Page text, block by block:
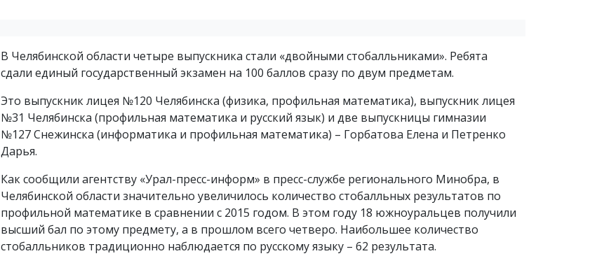
В Челябинской области четыре выпускника стали «двойными стобалльниками». Ребята
сдали единый государственный экзамен на 100 баллов сразу по двум предметам.
Это выпускник лицея №120 Челябинска (физика, профильная математика), выпускник лицея
№31 Челябинска (профильная математика и русский язык) и две выпускницы гимназии
№127 Снежинска (информатика и профильная математика) – Горбатова Елена и Петренко
Дарья.
Как сообщили агентству «Урал-пресс-информ» в пресс-службе регионального Минобра, в
Челябинской области значительно увеличилось количество стобалльных результатов по
профильной математике в сравнении с 2015 годом. В этом году 18 южноуральцев получили
высший бал по этому предмету, а в прошлом всего четверо. Наибольшее количество
стобалльников традиционно наблюдается по русскому языку – 62 результата.